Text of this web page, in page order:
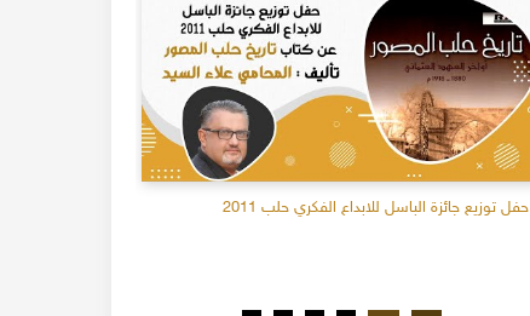
حفل توزيع جائزة الباسل للابداع الفكري حلب 2011